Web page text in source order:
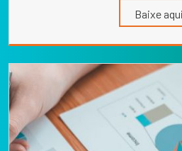
Baixe aqui